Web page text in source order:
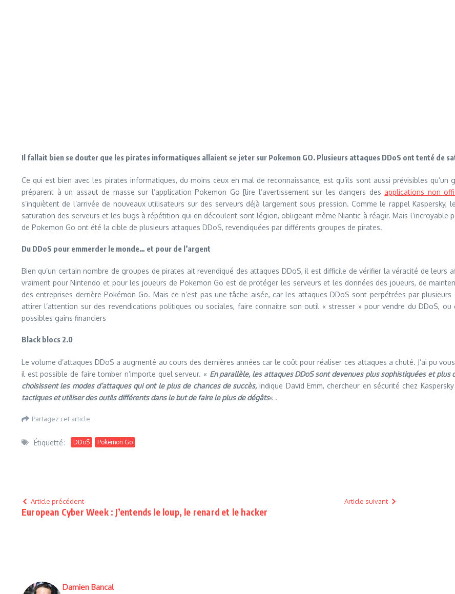
Il fallait bien se douter que les pirates informatiques allaient se jeter sur Pokemon GO. Plusieurs attaques DDoS ont tenté de
Ce qui est bien avec les pirates informatiques, du moins ceux en mal de reconnaissance, est qu’ils sont aussi prévisibles
préparent à un assaut de masse sur l’application Pokemon Go [lire l’avertissement sur les dangers des applications non
s’inquiètent de l’arrivée de nouveaux utilisateurs sur des serveurs déjà largement sous pression. Comme le rappel
saturation des serveurs et les bugs à répétition qui en découlent sont légion, obligeant même Niantic à réagir. Mais l’incroyable
de Pokemon Go ont été la cible de plusieurs attaques DDoS, revendiquées par différents groupes de pirates.
Du DDoS pour emmerder le monde… et pour de l’argent
Bien qu’un certain nombre de groupes de pirates ait revendiqué des attaques DDoS, il est difficile de vérifier la véracité de
vraiment pour Nintendo et pour les joueurs de Pokemon Go est de protéger les serveurs et les données des joueurs, de
des entreprises derrière Pokémon Go. Mais ce n’est pas une tâche aisée, car les attaques DDoS sont perpétrées par
attirer l’attention sur des revendications politiques ou sociales, faire connaitre son outil « stresser » pour vendre du DDoS,
possibles gains financiers
Black blocs 2.0
Le volume d’attaques DDoS a augmenté au cours des dernières années car le coût pour réaliser ces attaques a chuté. J’ai pu
il est possible de faire tomber n’importe quel serveur. « En parallèle, les attaques DDoS sont devenues plus sophistiquées et
choisissent les modes d’attaques qui ont le plus de chances de succès,indique David Emm, chercheur en sécurité chez Kaspersky
tactiques et utiliser des outils différents dans le but de faire le plus de dégâts« .
Partagez cet article
Étiquetté : DDoS Pokemon Go
Article précédent
European Cyber Week : J’entends le loup, le renard et le hacker
Article suivant
Damien Bancal